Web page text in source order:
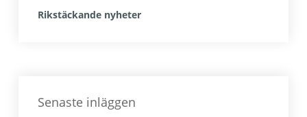
Rikstäckande nyheter
Senaste inläggen